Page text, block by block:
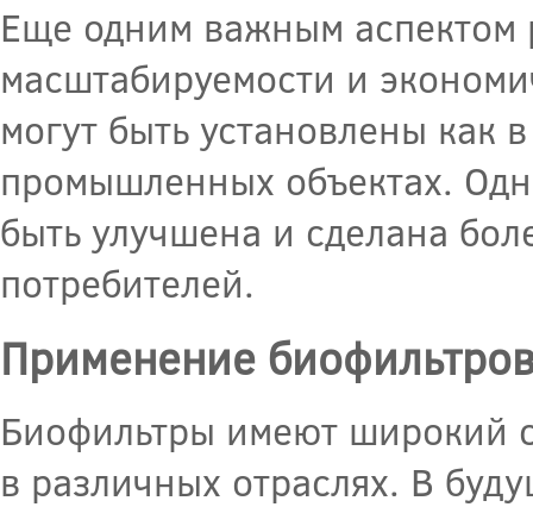
Еще одним важным аспектом
масштабируемости и
могут быть установлены
промышленных объектах.
быть улучшена и сделана
потребителей.
Применение
Биофильтры имеют широкий
в различных отраслях. В